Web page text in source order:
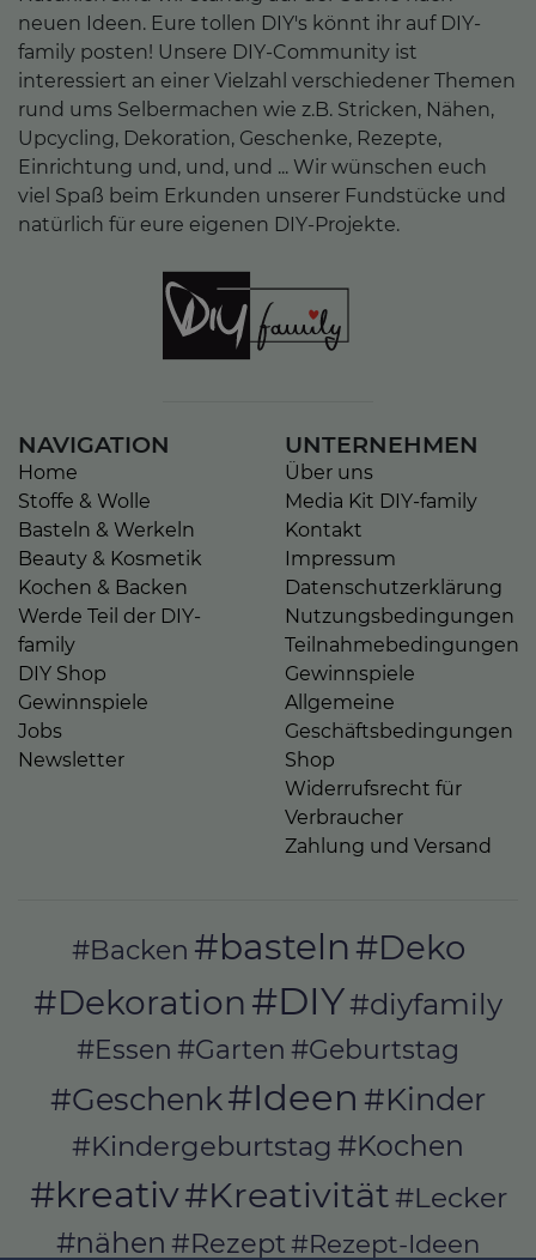
neuen Ideen. Eure tollen DIY's könnt ihr auf DIY-
family posten! Unsere DIY-Community ist
interessiert an einer Vielzahl verschiedener Themen
rund ums Selbermachen wie z.B. Stricken, Nähen,
Upcycling, Dekoration, Geschenke, Rezepte,
Einrichtung und, und, und ... Wir wünschen euch
viel Spaß beim Erkunden unserer Fundstücke und
natürlich für eure eigenen DIY-Projekte.
NAVIGATION
Home
Stoffe & Wolle
Basteln & Werkeln
Beauty & Kosmetik
Kochen & Backen
Werde Teil der DIY-
family
DIY Shop
Gewinnspiele
Jobs
Newsletter
UNTERNEHMEN
Über uns
Media Kit DIY-family
Kontakt
Impressum
Datenschutzerklärung
Nutzungsbedingungen
Teilnahmebedingungen
Gewinnspiele
Allgemeine
Geschäftsbedingungen
Shop
Widerrufsrecht für
Verbraucher
Zahlung und Versand
#Backen #basteln #Deko
#Dekoration #DIY#diyfamily
#Essen #Garten #Geburtstag
#Geschenk#Ideen #Kinder
#Kindergeburtstag #Kochen
#kreativ#Kreativität#Lecker
#nähen #Rezept#Rezept-Ideen